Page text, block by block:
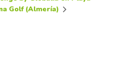
Golf (Almería)